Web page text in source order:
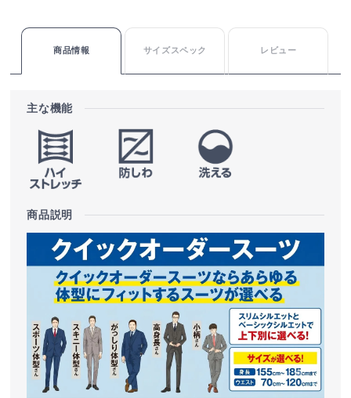
商品情報 サイズスペック レビュー
主な機能
商品説明